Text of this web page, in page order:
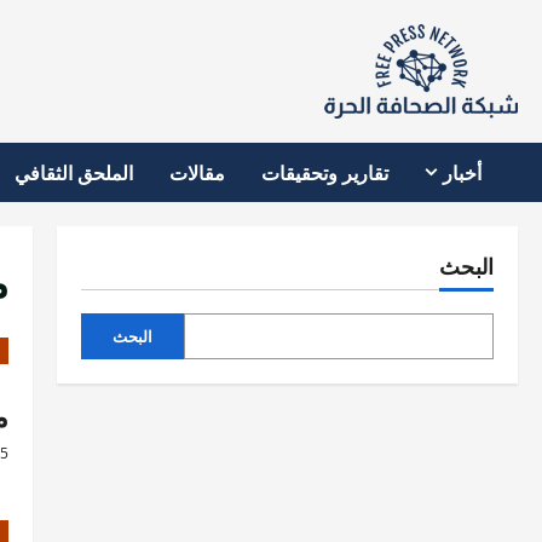
أخبار تقارير وتحقيقات مقالات الملحق الثقافي
البحث
البحث